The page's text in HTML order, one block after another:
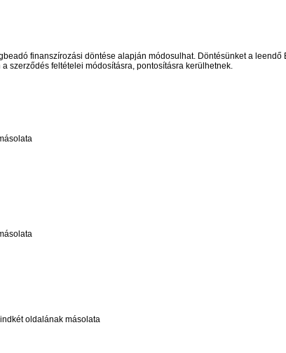
finanszírozási döntése alapján módosulhat. Döntésünket a
szerződés feltételei módosításra, pontosításra kerülhetnek.
oldalának másolata